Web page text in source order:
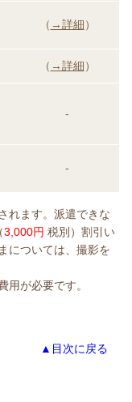
（ →詳細）
（ →詳細）
-
-
れます。派遣できな
3,000円 税別）割引い
については、撮影を
が必要です。
▲目次に戻る